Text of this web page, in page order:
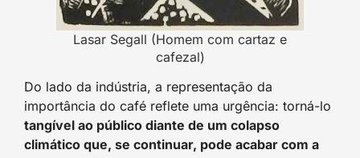
Lasar Segall (Homem com cartaz e
cafezal)
Do lado da indústria, a representação da
importância do café reflete uma urgência: torná-lo
tangível ao público diante de um colapso
climático que, se continuar, pode acabar com a